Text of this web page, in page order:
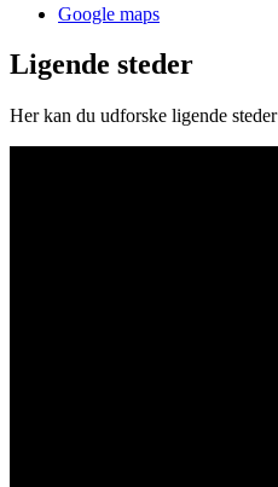
Google maps
Ligende steder
Her kan du udforske ligende steder